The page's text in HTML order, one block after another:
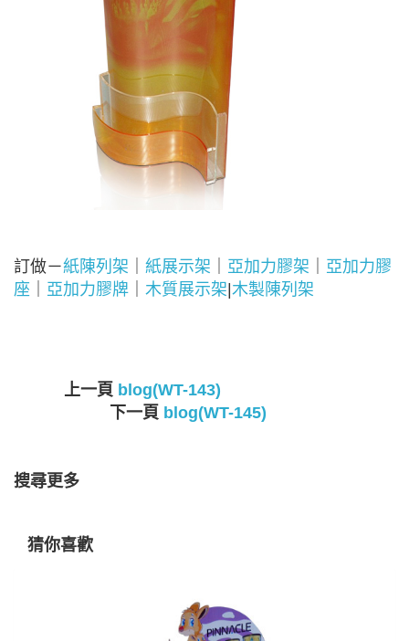
訂做－紙陳列架 紙展示架 亞加力膠架
亞加力膠
座
亞加力膠牌 木質展示架 木製陳列架
上一頁 blog(WT-143)
下一頁 blog(WT-145)
搜尋更多
猜你喜歡